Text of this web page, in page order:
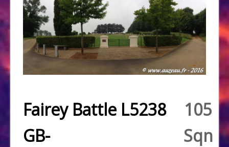
Fairey Battle L5238
GB-
105
Sqn